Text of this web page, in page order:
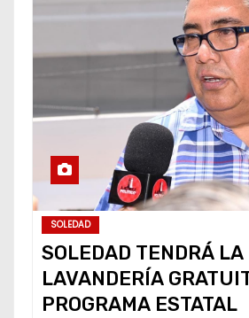
SOLEDAD
SOLEDAD TENDRÁ
LAVANDERÍA
PROGRAMA ESTATAL